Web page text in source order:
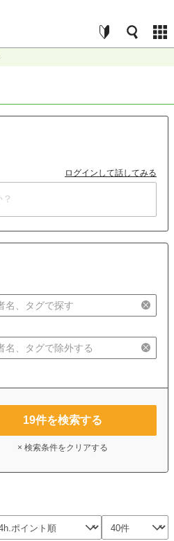
ログインして話してみる
19件を検索する
× 検索条件をクリアする